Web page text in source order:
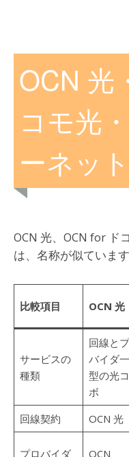
OCN 光
コモ光
ーネッ
OCN 光、OCN for ド
は、名称が似ていま
比較項目 OCN 光
サービスの
種類
回線と
バイダ
型の光
ボ
回線契約 OCN 光
プロバイダ OCN